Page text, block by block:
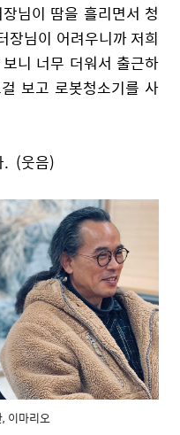
님이 땀을 흘리면서 청
장님이 어려우니까 저희
니 너무 더워서 출근하
보고 로봇청소기를 사
. (웃음)
이마리오